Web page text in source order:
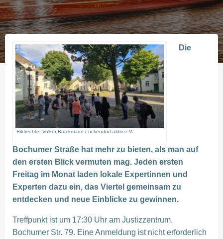
Bildrechte: Volker Bruckmann / ückendorf aktiv e.V.
Die
Bochumer Straße hat mehr zu bieten, als man auf
den ersten Blick vermuten mag. Jeden ersten
Freitag im Monat laden lokale Expertinnen und
Experten dazu ein, das Viertel gemeinsam zu
entdecken und neue Einblicke zu gewinnen.
Treffpunkt ist um 17:30 Uhr am Justizzentrum,
Bochumer Str. 79. Eine Anmeldung ist nicht erforderlich